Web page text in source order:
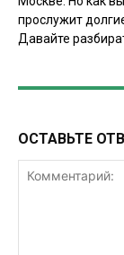
прослужит
Давайте
ОСТАВЬТЕ